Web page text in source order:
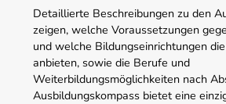
Detaillierte Beschreibungen zu den
zeigen, welche Voraussetzungen
und welche Bildungseinrichtungen
anbieten, sowie die Berufe und
Weiterbildungsmöglichkeiten nach
Ausbildungskompass bietet eine